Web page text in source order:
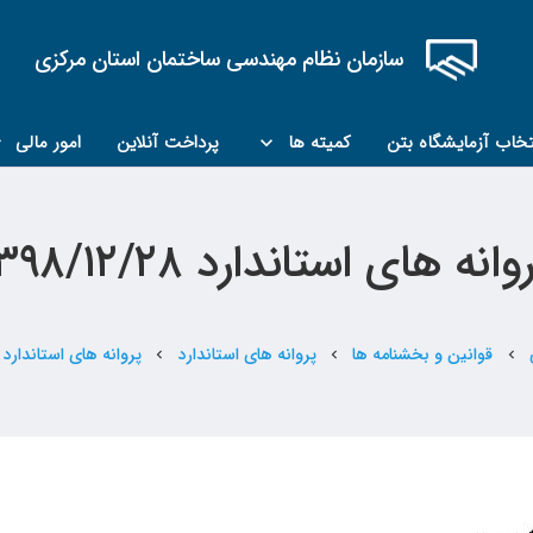
سازمان نظام مهندسی ساختمان استان مرکزی
آزمایشگاه بتن کمیته ها پرداخت آنلاین امور مالی
های استاندارد ۱۳۹۸/۱۲/۲۸
chevron_left قوانین و بخشنامه ها chevron_left پروانه های استاندارد chevron_left پروانه های استاندارد ۱۳۹۸/۱۲/